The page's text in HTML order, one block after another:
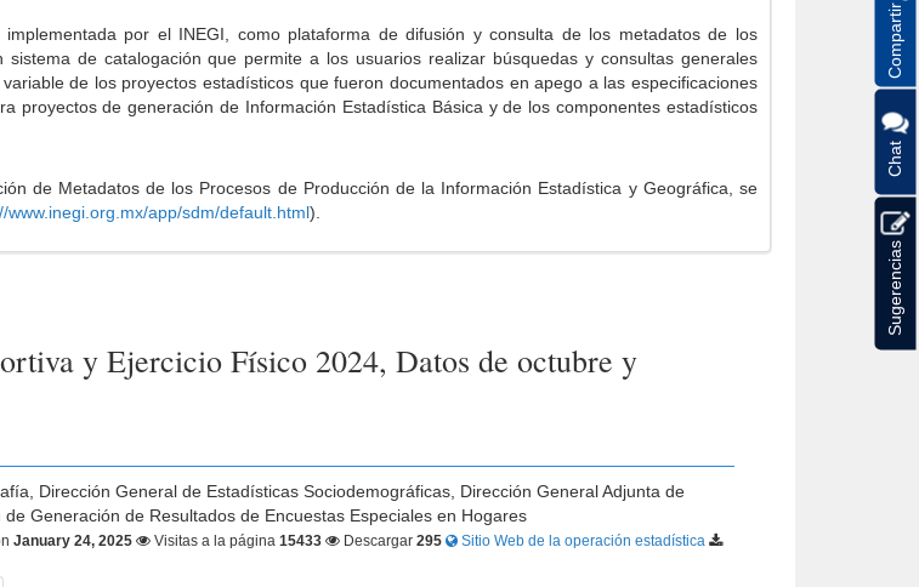
por el INEGI, como plataforma de difusión y consulta de los metadatos de los
de catalogación que permite a los usuarios realizar búsquedas y consultas generales
de los proyectos estadísticos que fueron documentados en apego a las especificaciones
proyectos de generación de Información Estadística Básica y de los componentes estadísticos
de Metadatos de los Procesos de Producción de la Información Estadística y Geográfica, se
www.inegi.org.mx/app/sdm/default.html).
y Ejercicio Físico 2024, Datos de octubre y
Dirección General de Estadísticas Sociodemográficas, Dirección General Adjunta de
Generación de Resultados de Encuestas Especiales en Hogares
January 24, 2025 Visitas a la página15433 Descargar295
Sitio Web de la operación estadística
Compartir
Chat
Sugerencias